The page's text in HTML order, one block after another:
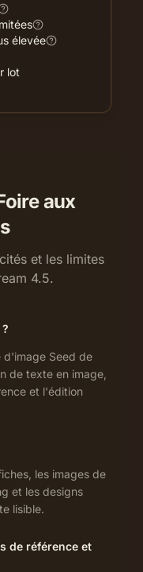
élevée
lot
aux
et les limites
4.5.
d'image Seed de
de texte en image,
et l'édition
les images de
et les designs
lisible.
de référence et